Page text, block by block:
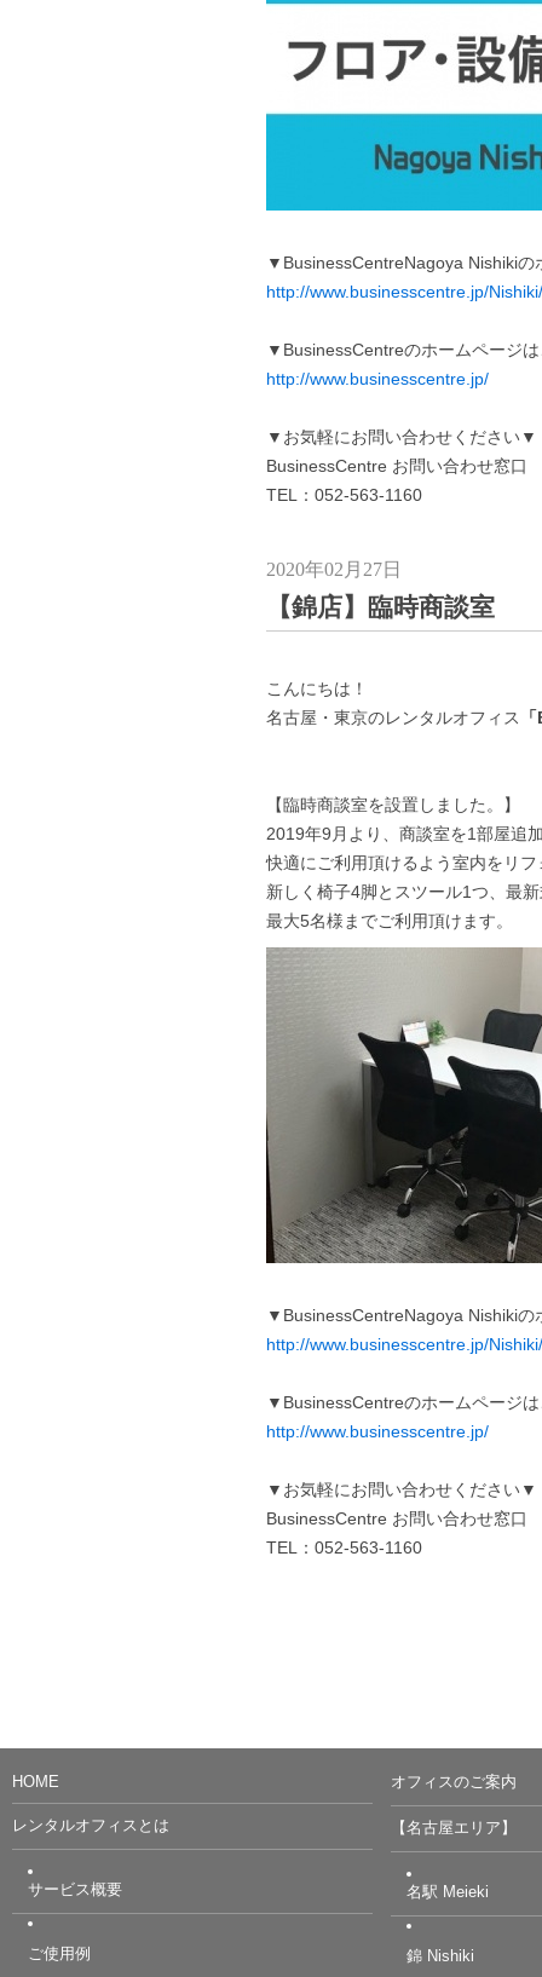
▼BusinessCentreNagoya Nishiki
http://www.businesscentre.jp/Nishiki/
▼BusinessCentreのホームページ
http://www.businesscentre.jp/
▼お気軽にお問い合わせください▼
BusinessCentre お問い合わせ窓口
TEL：052-563-1160
2020年02月27日
【錦店】臨時商談室
こんにちは！
名古屋・東京のレンタルオフィス
【臨時商談室を設置しました。】
2019年9月より、商談室を1部屋追
快適にご利用頂けるよう室内をリフ
新しく椅子4脚とスツール1つ、最
最大5名様までご利用頂けます。
▼BusinessCentreNagoya Nishiki
http://www.businesscentre.jp/Nishiki/
▼BusinessCentreのホームページ
http://www.businesscentre.jp/
▼お気軽にお問い合わせください▼
BusinessCentre お問い合わせ窓口
TEL：052-563-1160
HOME
レンタルオフィスとは
サービス概要
ご使用例
オフィスのご案内
【名古屋エリア】
名駅 Meieki
錦 Nishiki